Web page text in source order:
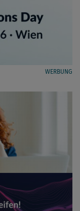
WERBUNG